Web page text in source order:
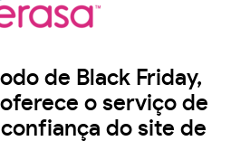
de Black Friday,
o serviço de
do site de